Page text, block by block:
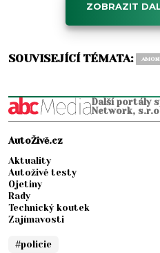
ZOBRAZIT
SOUVISEJÍCÍ TÉMATA:
Další portály
Network,
AutoŽivě.cz
Aktuality
Autoživě testy
Ojetiny
Rady
Technický koutek
Zajímavosti
#policie